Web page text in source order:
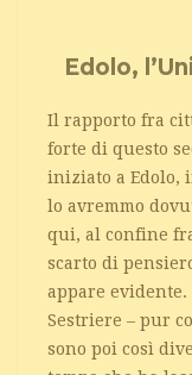
Edolo,
Il rapporto fra
forte di questo
iniziato a Edolo,
lo avremmo
qui, al confine
scarto di
appare
Sestriere – pur
sono poi così